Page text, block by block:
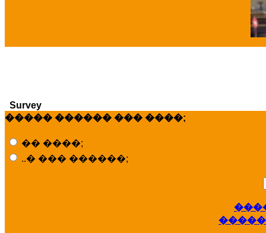
Survey
����� ������ ��� ����;
�� ����;
..� ��� ������;